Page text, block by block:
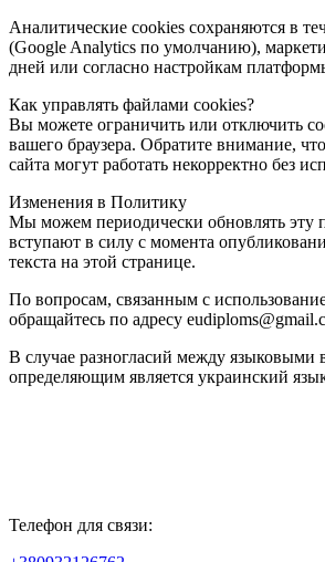
Аналитические cookies сохраняются в
(Google Analytics по умолчанию),
дней или согласно настройкам
Как управлять файлами cookies?
Вы можете ограничить или отключить
вашего браузера. Обратите внимание,
сайта могут работать некорректно без
Изменения в Политику
Мы можем периодически обновлять эту
вступают в силу с момента
текста на этой странице.
По вопросам, связанным с
обращайтесь по адресу
В случае разногласий между языковыми
определяющим является украинский
Телефон для связи: